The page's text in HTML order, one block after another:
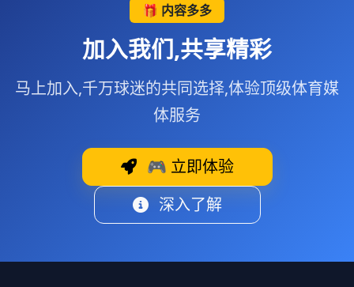
🎁 内容多多
加入我们,共享精彩
马上加入,千万球迷的共同选择,体验顶级体育媒
体服务
🎮 立即体验
深入了解